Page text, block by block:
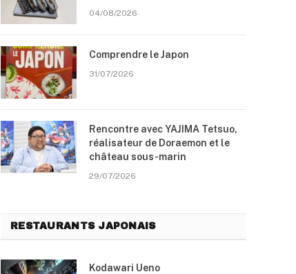
04/08/2026
Comprendre le Japon
31/07/2026
Rencontre avec YAJIMA Tetsuo,
réalisateur de Doraemon et le
château sous-marin
29/07/2026
RESTAURANTS JAPONAIS
Kodawari Ueno